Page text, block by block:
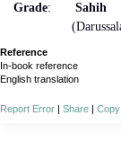
Grade:
Sahih
Reference
In-book reference
English translation
Report Error | Share | Copy